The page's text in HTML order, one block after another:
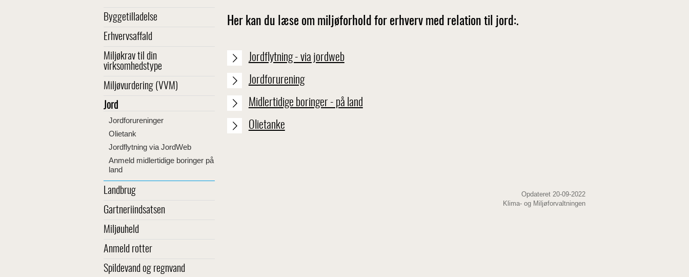
Byggetilladelse
Erhvervsaffald
Miljøkrav til din
virksomhedstype
Miljøvurdering (VVM)
Jord
Jordforureninger
Olietank
Jordflytning via JordWeb
Anmeld midlertidige boringer på
land
Landbrug
Gartneriindsatsen
Miljøuheld
Anmeld rotter
Spildevand og regnvand
Her kan du læse om miljøforhold for erhverv med relation til jord:.
Jordflytning - via jordweb
Jordforurening
Midlertidige boringer - på land
Olietanke
Opdateret 20-09-2022
Klima- og Miljøforvaltningen